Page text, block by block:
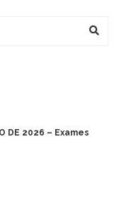
DE 2026 – Exames